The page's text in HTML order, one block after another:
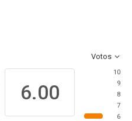
Votos
6.00
10
9
8
7
6